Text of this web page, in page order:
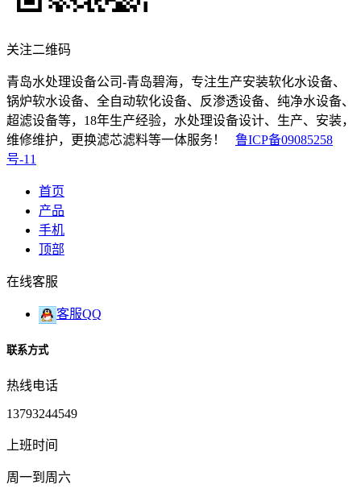
关注二维码
青岛水处理设备公司-青岛碧海，专注生产安装软化水设备、
锅炉软水设备、全自动软化设备、反渗透设备、纯净水设备、
超滤设备等，18年生产经验，水处理设备设计、生产、安装，
维修维护，更换滤芯滤料等一体服务！ 鲁ICP备09085258
号-11
首页
产品
手机
顶部
在线客服
客服QQ
联系方式
热线电话
13793244549
上班时间
周一到周六